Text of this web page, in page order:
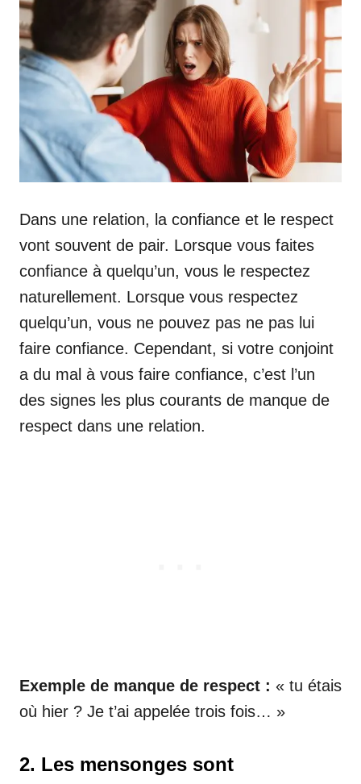
Dans une relation, la confiance et le respect
vont souvent de pair. Lorsque vous faites
confiance à quelqu’un, vous le respectez
naturellement. Lorsque vous respectez
quelqu’un, vous ne pouvez pas ne pas lui
faire confiance. Cependant, si votre conjoint
a du mal à vous faire confiance, c’est l’un
des signes les plus courants de manque de
respect dans une relation.
Exemple de manque de respect : « tu étais
où hier ? Je t’ai appelée trois fois… »
2. Les mensonges sont